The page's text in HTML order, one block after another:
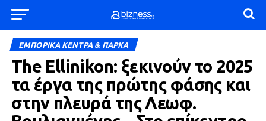
ΕΜΠΟΡΙΚΑ ΚΕΝΤΡΑ & ΠΑΡΚΑ
The Ellinikon: ξεκινούν το 2025
τα έργα της πρώτης φάσης και
στην πλευρά της Λεωφ.